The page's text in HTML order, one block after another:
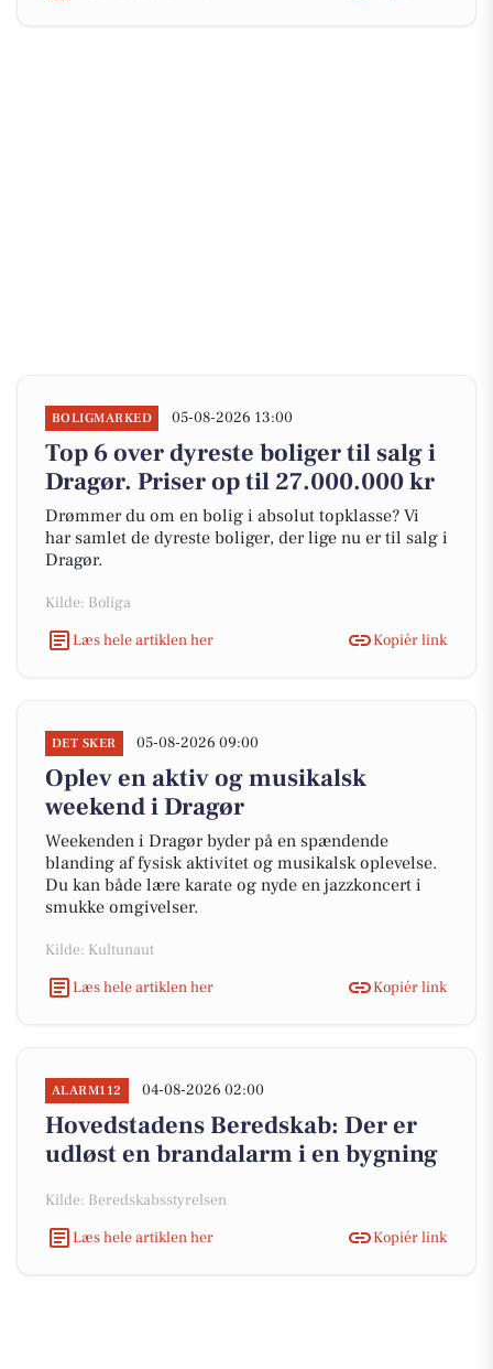
BOLIGMARKED 05-08-2026 13:00
Top 6 over dyreste boliger til salg i
Dragør. Priser op til 27.000.000 kr
Drømmer du om en bolig i absolut topklasse? Vi
har samlet de dyreste boliger, der lige nu er til salg i
Dragør.
Kilde: Boliga
Læs hele artiklen her
Kopiér link
DET SKER 05-08-2026 09:00
Oplev en aktiv og musikalsk
weekend i Dragør
Weekenden i Dragør byder på en spændende
blanding af fysisk aktivitet og musikalsk oplevelse.
Du kan både lære karate og nyde en jazzkoncert i
smukke omgivelser.
Kilde: Kultunaut
Læs hele artiklen her
Kopiér link
ALARM112 04-08-2026 02:00
Hovedstadens Beredskab: Der er
udløst en brandalarm i en bygning
Kilde: Beredskabsstyrelsen
Læs hele artiklen her
Kopiér link